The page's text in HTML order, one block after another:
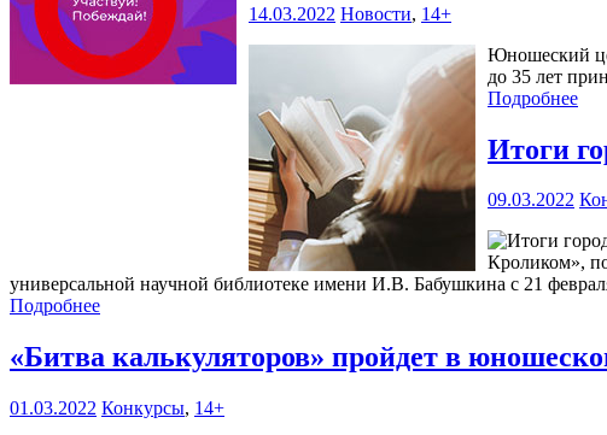
14.03.2022 Новости, 14+
Юношеский
до 35 лет
Подробнее
Итоги
09.03.2022
Кроликом»,
универсальной научной библиотеке имени И.В. Бабушкина с 21
Подробнее
«Битва калькуляторов» пройдет в
01.03.2022 Конкурсы, 14+